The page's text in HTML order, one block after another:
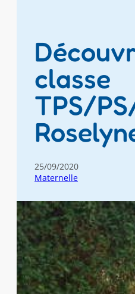
classe
TPS/
25/09/2020
Maternelle